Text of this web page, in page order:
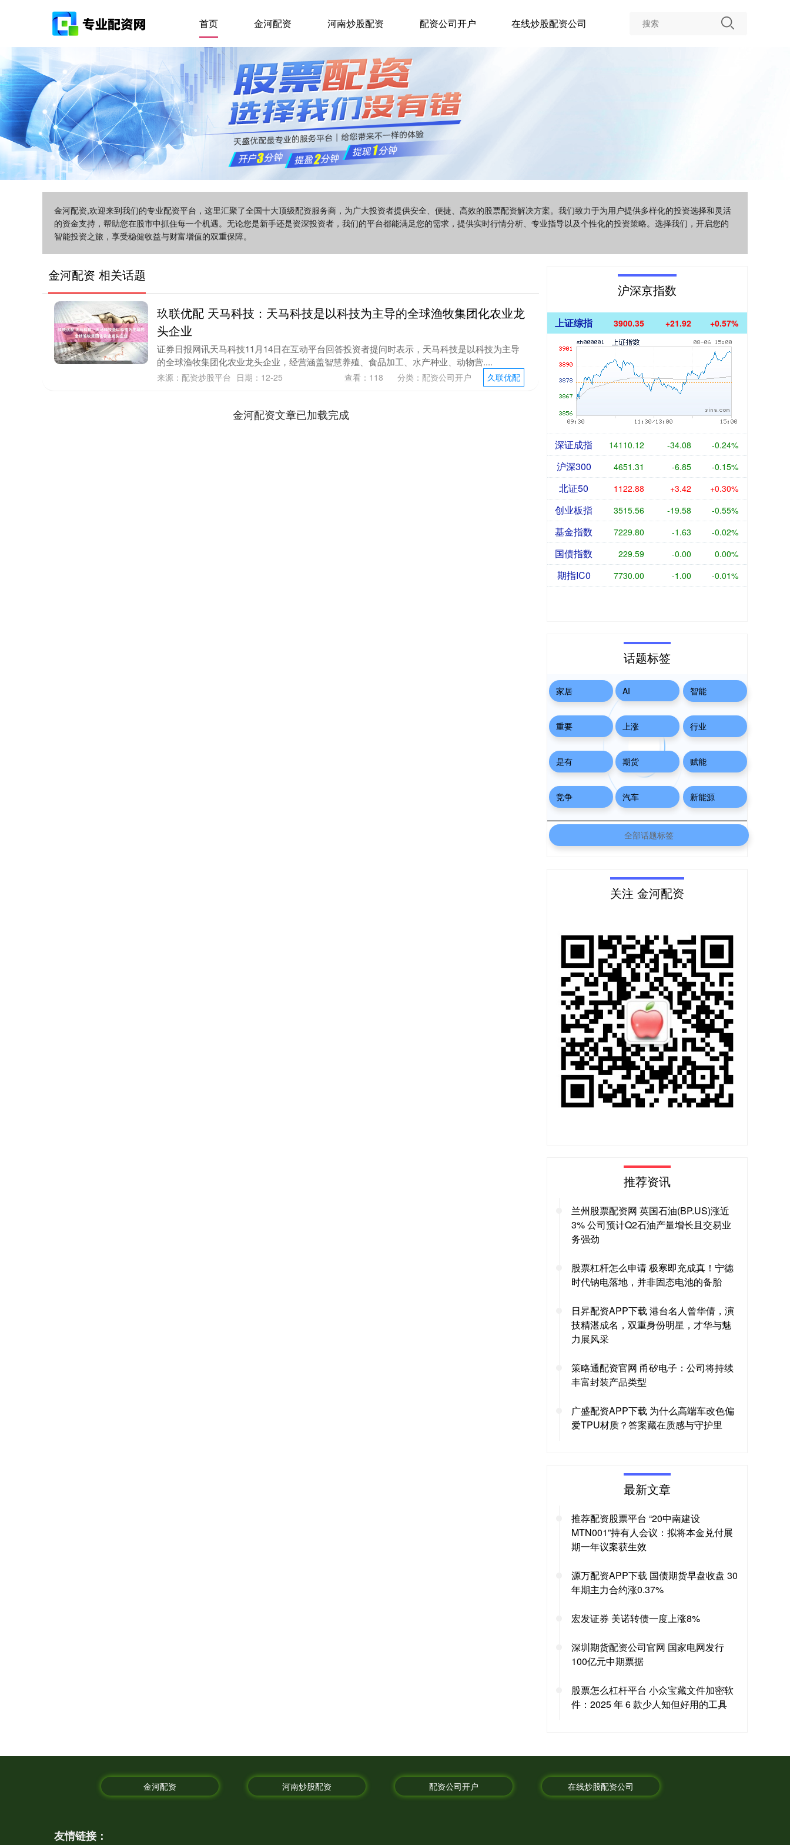
首页 金河配资 河南炒股配资 配资公司开户 在线炒股配资公司
金河配资,欢迎来到我们的专业配资平台，这里汇聚了全国十大顶级配资服务商，为广大投资者提供安全、便捷、高效的股票配资解决方案。我们致力于为用户提供多样化的投资选择和灵活
的资金支持，帮助您在股市中抓住每一个机遇。无论您是新手还是资深投资者，我们的平台都能满足您的需求，提供实时行情分析、专业指导以及个性化的投资策略。选择我们，开启您的
智能投资之旅，享受稳健收益与财富增值的双重保障。
金河配资 相关话题
玖联优配 天马科技：天马科技是以科技为主导的全球渔牧集团化农业龙
头企业
证券日报网讯天马科技11月14日在互动平台回答投资者提问时表示，天马科技是以科技为主导
的全球渔牧集团化农业龙头企业，经营涵盖智慧养殖、食品加工、水产种业、动物营....
久联优配
来源：配资炒股平台 日期：12-25 查看： 118 分类： 配资公司开户
金河配资文章已加载完成
沪深京指数
上证综指 3900.35 +21.92 +0.57%
深证成指 14110.12 -34.08 -0.24%
沪深300 4651.31 -6.85 -0.15%
北证50 1122.88 +3.42 +0.30%
创业板指 3515.56 -19.58 -0.55%
基金指数 7229.80 -1.63 -0.02%
国债指数 229.59 -0.00 0.00%
期指IC0 7730.00 -1.00 -0.01%
话题标签
家居 AI 智能
重要 上涨 行业
是有 期货 赋能
竞争 汽车 新能源
全部话题标签
关注 金河配资
推荐资讯
兰州股票配资网 英国石油(BP.US)涨近
3% 公司预计Q2石油产量增长且交易业
务强劲
股票杠杆怎么申请 极寒即充成真！宁德
时代钠电落地，并非固态电池的备胎
日昇配资APP下载 港台名人曾华倩，演
技精湛成名，双重身份明星，才华与魅
力展风采
策略通配资官网 甬矽电子：公司将持续
丰富封装产品类型
广盛配资APP下载 为什么高端车改色偏
爱TPU材质？答案藏在质感与守护里
最新文章
推荐配资股票平台 “20中南建设
MTN001”持有人会议：拟将本金兑付展
期一年议案获生效
源万配资APP下载 国债期货早盘收盘 30
年期主力合约涨0.37%
宏发证券 美诺转债一度上涨8%
深圳期货配资公司官网 国家电网发行
100亿元中期票据
股票怎么杠杆平台 小众宝藏文件加密软
件：2025 年 6 款少人知但好用的工具
金河配资 河南炒股配资 配资公司开户 在线炒股配资公司
友情链接：